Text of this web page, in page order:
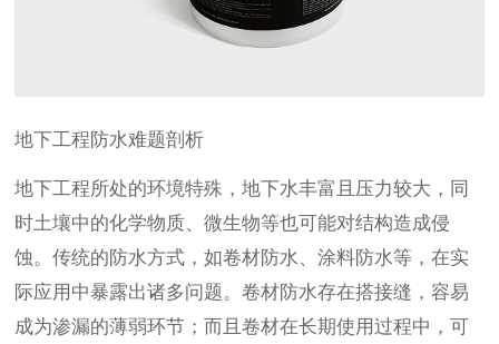
地下工程防水难题剖析
地下工程所处的环境特殊，地下水丰富且压力较大，同
时土壤中的化学物质、微生物等也可能对结构造成侵
蚀。传统的防水方式，如卷材防水、涂料防水等，在实
际应用中暴露出诸多问题。卷材防水存在搭接缝，容易
成为渗漏的薄弱环节；而且卷材在长期使用过程中，可